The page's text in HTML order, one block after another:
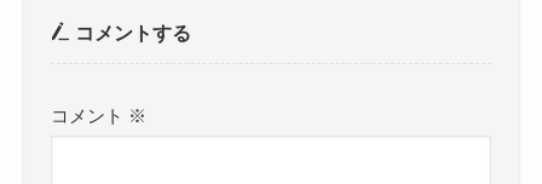
コメントする
コメント ※